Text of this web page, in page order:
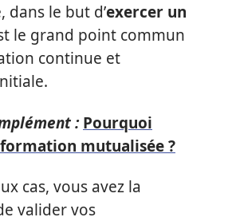
dans le but d’exercer un
le grand point commun
continue et
: Pourquoi
mutualisée ?
cas, vous avez la
valider vos